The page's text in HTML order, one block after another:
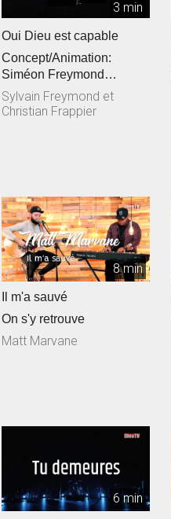
3 min
Oui Dieu est capable
Concept/Animation:
Siméon Freymond
Composition: Sylvain
Freymond en collaborat...
Sylvain Freymond et
Christian Frappier
8 min
Il m'a sauvé
On s'y retrouve
Matt Marvane
6 min